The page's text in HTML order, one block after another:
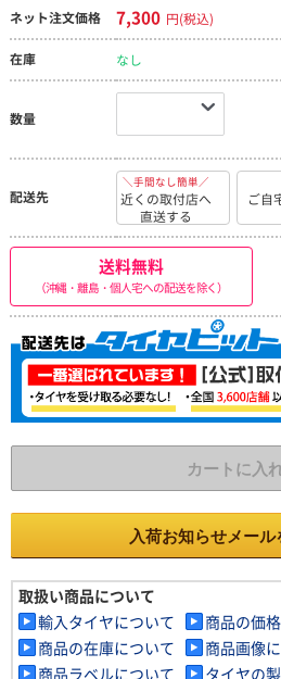
ネット注文価格 7,300 円(税込)
在庫 なし
数量
配送先
＼手間なし簡単／
近くの取付店へ
直送する
ご自
送料無料
（沖縄・離島・個人宅への配送を除く）
カートに入
入荷お知らせメール
取扱い商品について
輸入タイヤについて
商品の価
商品の在庫について
商品画像
商品ラベルについて
タイヤの